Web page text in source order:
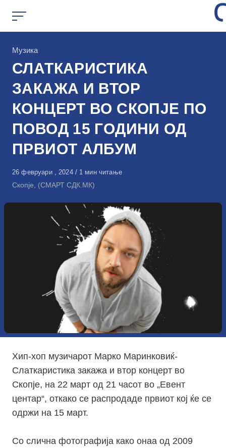
КАтегорија
Музика
СЛАТКАРИСТИКА
ЗАКАЖА И ВТОР
КОНЦЕРТ ВО СКОПЈЕ ПО
ПОВОД 15 ГОДИНИ ОД
ПРВИОТ АЛБУМ
Објавено
на
26 февруари , 2024 1 мин читање
Скопје, (СМАРТ СДК.МК)
Хип-хоп музичарот Марко Маринковиќ-
Слаткаристика закажа и втор концерт во
Скопје, на 22 март од 21 часот во „Евент
центар“, откако се распродаде првиот кој ќе се
одржи на 15 март.
Со слична фотографија како онаа од 2009